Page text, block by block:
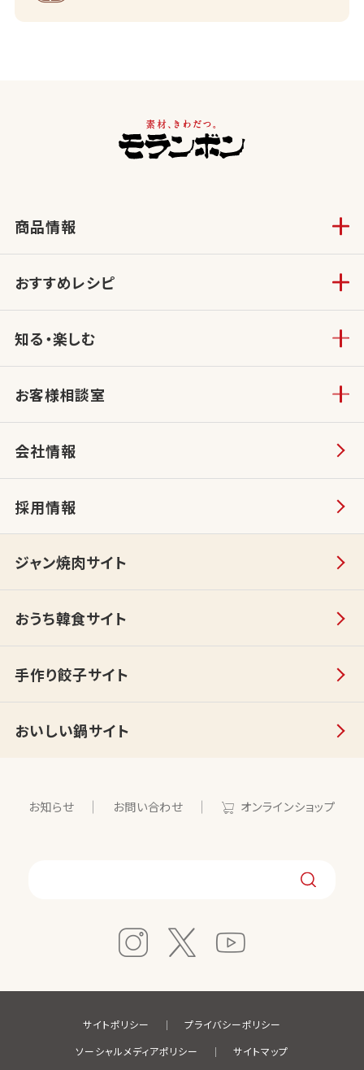
商品情報
おすすめレシピ
知る・楽しむ
お客様相談室
会社情報
採用情報
ジャン焼肉サイト
おうち韓食サイト
手作り餃子サイト
おいしい鍋サイト
お知らせ お問い合わせ オンラインショップ
サイトポリシー
プライバシーポリシー
ソーシャルメディアポリシー
サイトマップ